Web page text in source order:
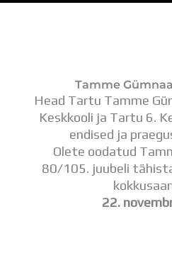
Sisseastumine
Meie kool
Dokumendid
Uudised
Lapsevanemale
Vilistlastele
Toitlustamine
Virtuaaltuur
Tamme
Head Tartu Tamme
Keskkooli ja Tartu 6.
endised ja
Olete oodatud
80/105. juubeli
22.